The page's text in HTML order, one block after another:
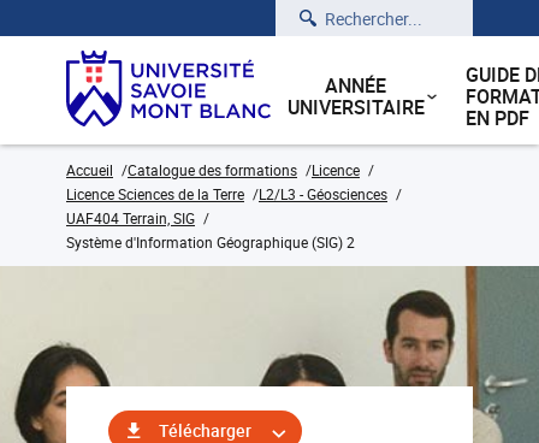
Rechercher
ANNÉE
UNIVERSITAIRE
GUIDE
EN PDF
Accueil Catalogue des formations
Licence
Licence Sciences de la Terre
L2/L3 - Géosciences
UAF404 Terrain, SIG
Système d'Information Géographique (SIG) 2
Télécharger